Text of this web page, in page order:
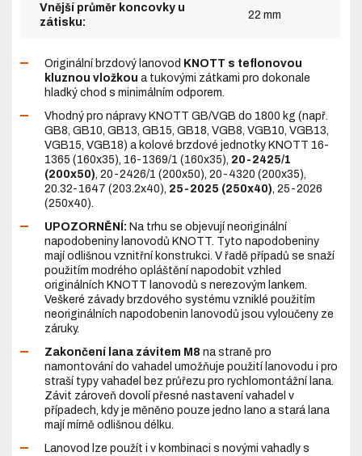
Vnější průměr koncovky u
zátisku:
22 mm
Originální brzdový lanovod KNOTT s teflonovou
kluznou vložkou a tukovými zátkami pro dokonale
hladký chod s minimálním odporem.
Vhodný pro nápravy KNOTT GB/VGB do 1800 kg (např.
GB8, GB10, GB13, GB15, GB18, VGB8, VGB10, VGB13,
VGB15, VGB18) a kolové brzdové jednotky KNOTT 16-
1365 (160x35), 16-1369/1 (160x35), 20-2425/1
(200x50) , 20-2426/1 (200x50), 20-4320 (200x35),
20.32-1647 (203.2x40), 25-2025 (250x40) , 25-2026
(250x40).
UPOZORNĚNÍ: Na trhu se objevují neoriginální
napodobeniny lanovodů KNOTT. Tyto napodobeniny
mají odlišnou vznitřní konstrukci. V řadě případů se snaží
použitím modrého opláštění napodobit vzhled
originálních KNOTT lanovodů s nerezovým lankem.
Veškeré závady brzdového systému vzniklé použitím
neoriginálních napodobenin lanovodů jsou vyloučeny ze
záruky.
Zakončení lana závitem M8 na straně pro
namontování do vahadel umožňuje použití lanovodu i pro
straší typy vahadel bez průřezu pro rychlomontážní lana.
Závit zároveň dovolí přesné nastavení vahadel v
případech, kdy je měněno pouze jedno lano a stará lana
mají mírně odlišnou délku.
Lanovod lze použít i v kombinaci s novými vahadly s